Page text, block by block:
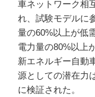
車ネットワーク相
れ、試験モデルに
量の60%以上が低
電力量の80%以上
新エネルギー自動
源としての潜在力
に検証された。